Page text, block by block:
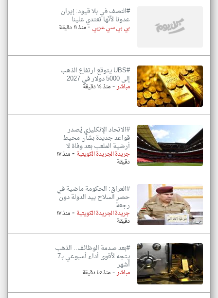
#النصف في بلا قيود: إيران
عدونا لأنّها تعتدي علينا
بي بي سي عربي -منذ ١١ دقيقة
#UBS يتوقع ارتفاع الذهب
إلى 5000 دولار في 2027
مباشر-منذ ١٤ دقيقة
#الاتحاد الإنكليزي يُصدر
قواعد جديدة بشأن محيط
أرضية الملعب بعد وفاة لا
جريدة الجريدة الكويتية - منذ ١٧
دقيقة
#العراق: الحكومة ماضية في
حصر السلاح بيد الدولة دون
رجعة
جريدة الجريدة الكويتية - منذ ١٧
دقيقة
#بعد صدمة الوظائف.. الذهب
يتجه لأقوى أداء أسبوعي بـ7
أشهر
مباشر-منذ ٤٥ دقيقة